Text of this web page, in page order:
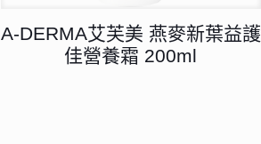
A-DERMA艾芙美 燕麥新葉益護
佳營養霜 200ml